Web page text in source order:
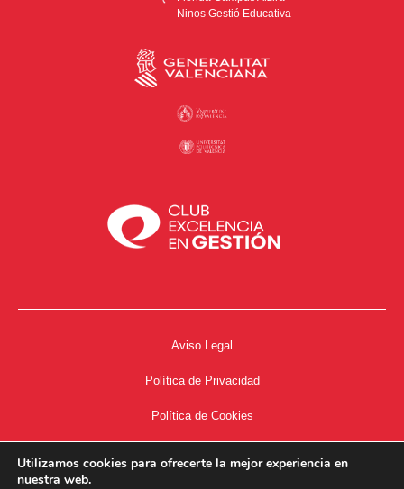
Ninos Gestió Educativa
Aviso Legal
Política de Privacidad
Política de Cookies
Utilizamos cookies para ofrecerte la mejor experiencia en
nuestra web.